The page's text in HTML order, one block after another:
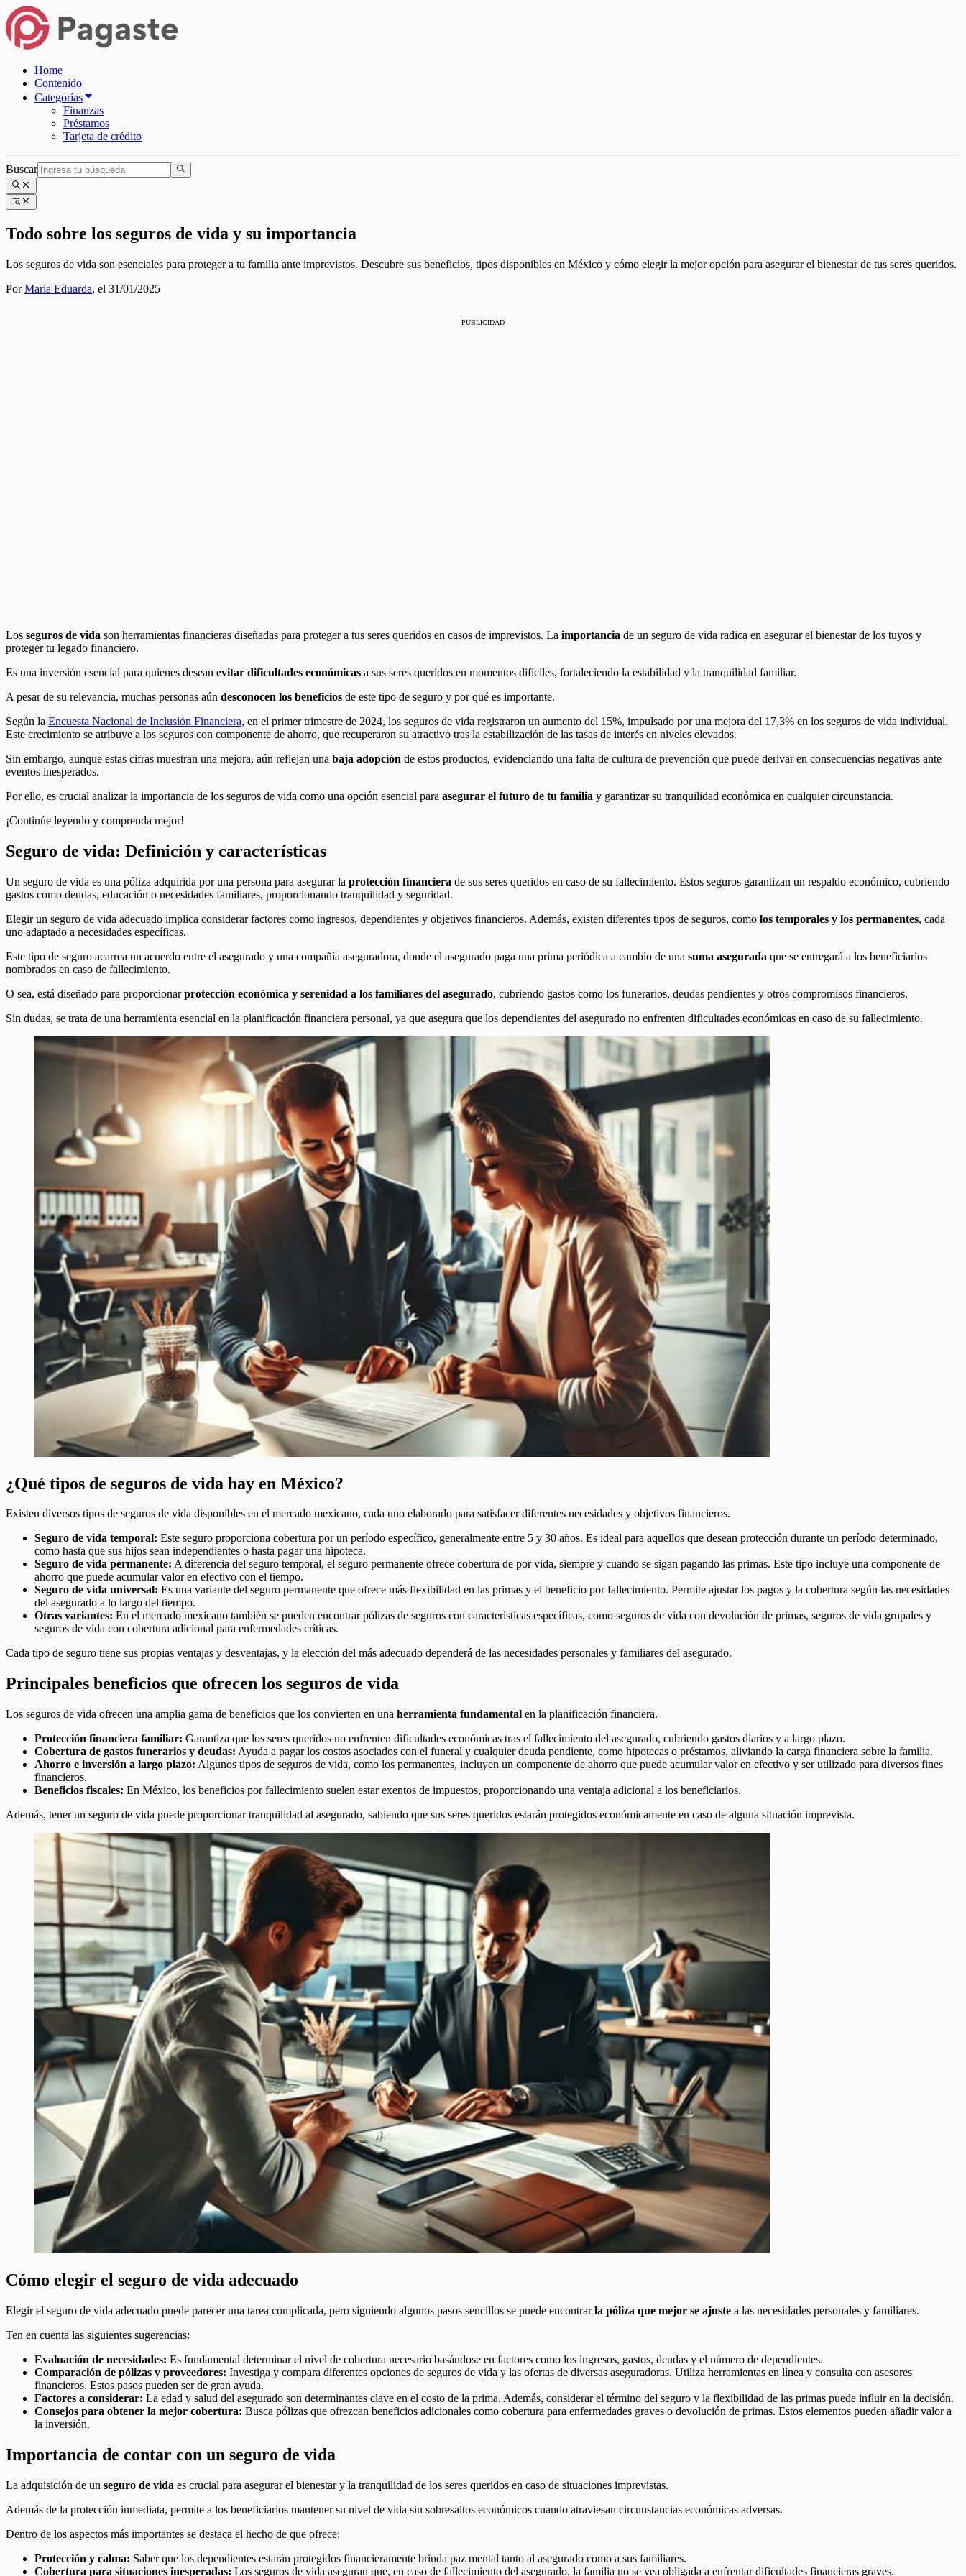
Home
Contenido
Categorías
Finanzas
Préstamos
Tarjeta de crédito
Buscar
Todo sobre los seguros de vida y su importancia
Los seguros de vida son esenciales para proteger a tu familia ante imprevistos. Descubre sus beneficios, tipos disponibles en México y cómo elegir la mejor opción para asegurar el bienestar de tus seres queridos.
PorMaria Eduarda, el 31/01/2025
PUBLICIDAD
Los seguros de vida son herramientas financieras diseñadas para proteger a tus seres queridos en casos de imprevistos. La importancia de un seguro de vida radica en asegurar el bienestar de los tuyos y
proteger tu legado financiero.
Es una inversión esencial para quienes desean evitar dificultades económicas a sus seres queridos en momentos difíciles, fortaleciendo la estabilidad y la tranquilidad familiar.
A pesar de su relevancia, muchas personas aún desconocen los beneficios de este tipo de seguro y por qué es importante.
Según la Encuesta Nacional de Inclusión Financiera, en el primer trimestre de 2024, los seguros de vida registraron un aumento del 15%, impulsado por una mejora del 17,3% en los seguros de vida individual.
Este crecimiento se atribuye a los seguros con componente de ahorro, que recuperaron su atractivo tras la estabilización de las tasas de interés en niveles elevados.
Sin embargo, aunque estas cifras muestran una mejora, aún reflejan una baja adopción de estos productos, evidenciando una falta de cultura de prevención que puede derivar en consecuencias negativas ante
eventos inesperados.
Por ello, es crucial analizar la importancia de los seguros de vida como una opción esencial para asegurar el futuro de tu familia y garantizar su tranquilidad económica en cualquier circunstancia.
¡Continúe leyendo y comprenda mejor!
Seguro de vida: Definición y características
Un seguro de vida es una póliza adquirida por una persona para asegurar la protección financiera de sus seres queridos en caso de su fallecimiento. Estos seguros garantizan un respaldo económico, cubriendo
gastos como deudas, educación o necesidades familiares, proporcionando tranquilidad y seguridad.
Elegir un seguro de vida adecuado implica considerar factores como ingresos, dependientes y objetivos financieros. Además, existen diferentes tipos de seguros, como los temporales y los permanentes, cada
uno adaptado a necesidades específicas.
Este tipo de seguro acarrea un acuerdo entre el asegurado y una compañía aseguradora, donde el asegurado paga una prima periódica a cambio de una suma asegurada que se entregará a los beneficiarios
nombrados en caso de fallecimiento.
O sea, está diseñado para proporcionarprotección económica y serenidad a los familiares del asegurado, cubriendo gastos como los funerarios, deudas pendientes y otros compromisos financieros.
Sin dudas, se trata de una herramienta esencial en la planificación financiera personal, ya que asegura que los dependientes del asegurado no enfrenten dificultades económicas en caso de su fallecimiento.
¿Qué tipos de seguros de vida hay en México?
Existen diversos tipos de seguros de vida disponibles en el mercado mexicano, cada uno elaborado para satisfacer diferentes necesidades y objetivos financieros.
Seguro de vida temporal: Este seguro proporciona cobertura por un período específico, generalmente entre 5 y 30 años. Es ideal para aquellos que desean protección durante un período determinado,
como hasta que sus hijos sean independientes o hasta pagar una hipoteca.
Seguro de vida permanente: A diferencia del seguro temporal, el seguro permanente ofrece cobertura de por vida, siempre y cuando se sigan pagando las primas. Este tipo incluye una componente de
ahorro que puede acumular valor en efectivo con el tiempo.
Seguro de vida universal: Es una variante del seguro permanente que ofrece más flexibilidad en las primas y el beneficio por fallecimiento. Permite ajustar los pagos y la cobertura según las necesidades
del asegurado a lo largo del tiempo.
Otras variantes: En el mercado mexicano también se pueden encontrar pólizas de seguros con características específicas, como seguros de vida con devolución de primas, seguros de vida grupales y
seguros de vida con cobertura adicional para enfermedades críticas.
Cada tipo de seguro tiene sus propias ventajas y desventajas, y la elección del más adecuado dependerá de las necesidades personales y familiares del asegurado.
Principales beneficios que ofrecen los seguros de vida
Los seguros de vida ofrecen una amplia gama de beneficios que los convierten en una herramienta fundamental en la planificación financiera.
Protección financiera familiar: Garantiza que los seres queridos no enfrenten dificultades económicas tras el fallecimiento del asegurado, cubriendo gastos diarios y a largo plazo.
Cobertura de gastos funerarios y deudas: Ayuda a pagar los costos asociados con el funeral y cualquier deuda pendiente, como hipotecas o préstamos, aliviando la carga financiera sobre la familia.
Ahorro e inversión a largo plazo: Algunos tipos de seguros de vida, como los permanentes, incluyen un componente de ahorro que puede acumular valor en efectivo y ser utilizado para diversos fines
financieros.
Beneficios fiscales: En México, los beneficios por fallecimiento suelen estar exentos de impuestos, proporcionando una ventaja adicional a los beneficiarios.
Además, tener un seguro de vida puede proporcionar tranquilidad al asegurado, sabiendo que sus seres queridos estarán protegidos económicamente en caso de alguna situación imprevista.
Cómo elegir el seguro de vida adecuado
Elegir el seguro de vida adecuado puede parecer una tarea complicada, pero siguiendo algunos pasos sencillos se puede encontrarla póliza que mejor se ajuste a las necesidades personales y familiares.
Ten en cuenta las siguientes sugerencias:
Evaluación de necesidades: Es fundamental determinar el nivel de cobertura necesario basándose en factores como los ingresos, gastos, deudas y el número de dependientes.
Comparación de pólizas y proveedores: Investiga y compara diferentes opciones de seguros de vida y las ofertas de diversas aseguradoras. Utiliza herramientas en línea y consulta con asesores
financieros. Estos pasos pueden ser de gran ayuda.
Factores a considerar: La edad y salud del asegurado son determinantes clave en el costo de la prima. Además, considerar el término del seguro y la flexibilidad de las primas puede influir en la decisión.
Consejos para obtener la mejor cobertura: Busca pólizas que ofrezcan beneficios adicionales como cobertura para enfermedades graves o devolución de primas. Estos elementos pueden añadir valor a
la inversión.
Importancia de contar con un seguro de vida
La adquisición de un seguro de vida es crucial para asegurar el bienestar y la tranquilidad de los seres queridos en caso de situaciones imprevistas.
Además de la protección inmediata, permite a los beneficiarios mantener su nivel de vida sin sobresaltos económicos cuando atraviesan circunstancias económicas adversas.
Dentro de los aspectos más importantes se destaca el hecho de que ofrece:
Protección y calma: Saber que los dependientes estarán protegidos financieramente brinda paz mental tanto al asegurado como a sus familiares.
Cobertura para situaciones inesperadas: Los seguros de vida aseguran que, en caso de fallecimiento del asegurado, la familia no se vea obligada a enfrentar dificultades financieras graves.